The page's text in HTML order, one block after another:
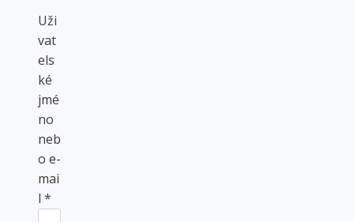
Uži
vat
els
ké
jmé
no
neb
o e-
mai
l *